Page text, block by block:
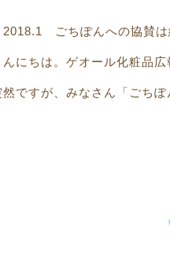
2018.1 ごちぽんへの協賛は
んにちは。ゲオール化粧品広
然ですが、みなさん「ごち